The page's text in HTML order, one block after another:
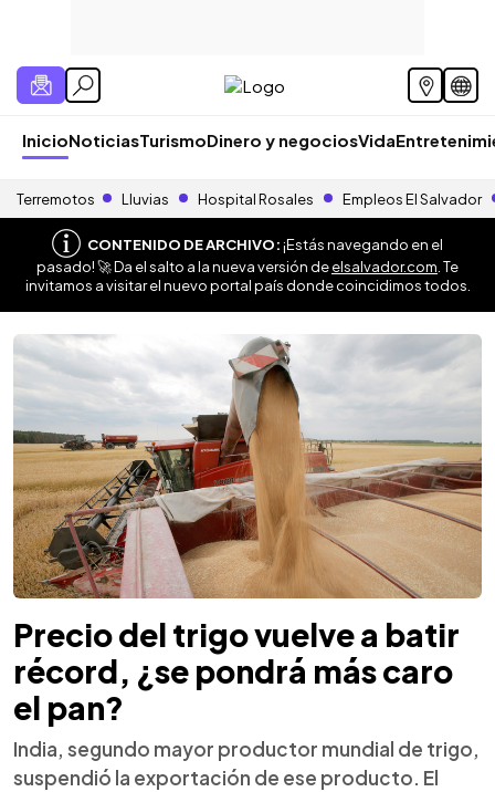
InicioNoticiasTurismoDinero y negociosVida
Terremotos Lluvias Hospital Rosales Empleos El Salvador
CONTENIDO DE ARCHIVO:¡Estás navegando en el
pasado! 🚀 Da el salto a la nueva versión deelsalvador.com . Te
invitamos a visitar el nuevo portal país donde coincidimos todos.
Precio del trigo vuelve a batir
récord, ¿se pondrá más caro
el pan?
India, segundo mayor productor mundial de trigo,
suspendió la exportación de ese producto. El